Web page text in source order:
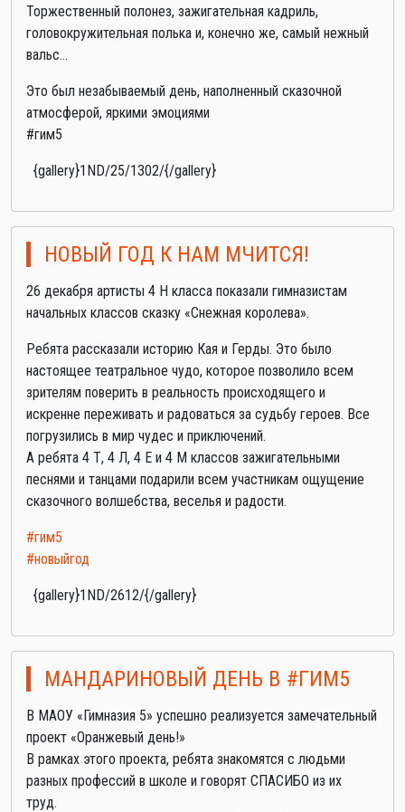
Торжественный полонез, зажигательная кадриль,
головокружительная полька и, конечно же, самый нежный
вальс...
Это был незабываемый день, наполненный сказочной
атмосферой, яркими эмоциями
#гим5
{gallery}1ND/25/1302/{/gallery}
НОВЫЙ ГОД К НАМ МЧИТСЯ!
26 декабря артисты 4 Н класса показали гимназистам
начальных классов сказку «Снежная королева».
Ребята рассказали историю Кая и Герды. Это было
настоящее театральное чудо, которое позволило всем
зрителям поверить в реальность происходящего и
искренне переживать и радоваться за судьбу героев. Все
погрузились в мир чудес и приключений.
А ребята 4 Т, 4 Л, 4 Е и 4 М классов зажигательными
песнями и танцами подарили всем участникам ощущение
сказочного волшебства, веселья и радости.
#гим5
#новыйгод
{gallery}1ND/2612/{/gallery}
МАНДАРИНОВЫЙ ДЕНЬ В #ГИМ5
В МАОУ «Гимназия 5» успешно реализуется замечательный
проект «Оранжевый день!»
В рамках этого проекта, ребята знакомятся с людьми
разных профессий в школе и говорят СПАСИБО из их
труд.